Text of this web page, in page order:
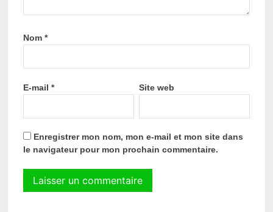
Nom*
E-mail* Site web
Enregistrer mon nom, mon e-mail et mon site dans
le navigateur pour mon prochain commentaire.